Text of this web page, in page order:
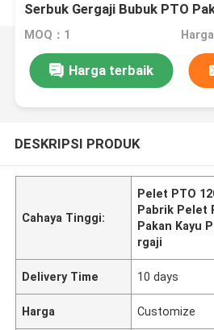
Serbuk Gergaji Bubuk PTO
MOQ：1
Harga terbaik
DESKRIPSI PRODUK
Cahaya Tinggi:
Pelet PTO
Pabrik Pelet
Pakan Kayu
rgaji
Delivery Time 10 days
Harga Customize